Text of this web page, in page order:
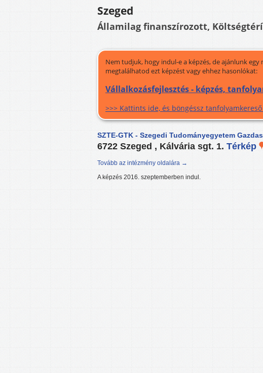
Szeged
Államilag finanszírozott,
Nem tudjuk, hogy indul-e a képzés, de ajánlunk
megtalálhatod ezt képzést vagy ehhez hasonlókat:
Vállalkozásfejlesztés - képzés,
>>> Kattints ide, és böngéssz
SZTE-GTK - Szegedi Tudományegyetem
6722 Szeged , Kálvária sgt. 1. Térkép
Tovább az intézmény oldalára →
A képzés 2016. szeptemberben indul.